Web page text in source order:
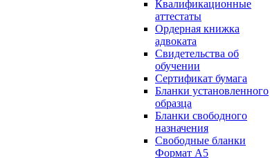
Квалификационные
аттестаты
Ордерная книжка
адвоката
Свидетельства об
обучении
Сертификат бумага
Бланки установленного
образца
Бланки свободного
назначения
Свободные бланки
Формат А5